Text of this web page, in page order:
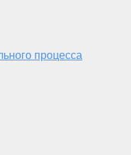
процесса